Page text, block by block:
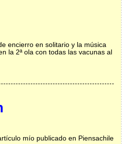
encierro en solitario y la música
la 2ª ola con todas las vacunas al
mío publicado en Piensachile